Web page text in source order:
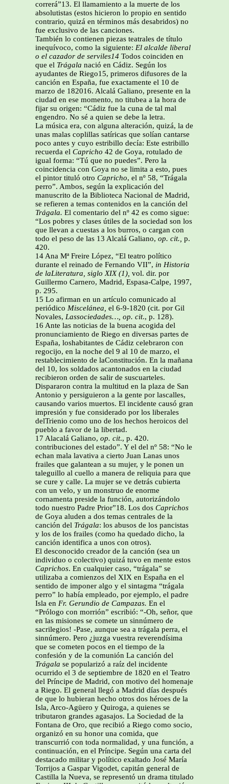
correrá”13. El llamamiento a la muerte de los
absolutistas (estos hicieron lo propio en sentido
contrario, quizá en términos más desabridos) no
fue exclusivo de las canciones.
También lo contienen piezas teatrales de título
inequívoco, como la siguiente: El alcalde liberal
o el cazador de serviles14 Todos coinciden en
que el Trágala nació en Cádiz. Según los
ayudantes de Riego15, primeros difusores de la
canción en España, fue exactamente el 10 de
marzo de 182016. Alcalá Galiano, presente en la
ciudad en ese momento, no titubea a la hora de
fijar su origen: “Cádiz fue la cuna de tal mal
engendro. No sé a quien se debe la letra.
La música era, con alguna alteración, quizá, la de
unas malas coplillas satíricas que solían cantarse
poco antes y cuyo estribillo decía: Este estribillo
recuerda el Capricho 42 de Goya, rotulado de
igual forma: “Tú que no puedes”. Pero la
coincidencia con Goya no se limita a esto, pues
el pintor tituló otro Capricho, el nº 58, “Trágala
perro”. Ambos, según la explicación del
manuscrito de la Biblioteca Nacional de Madrid,
se refieren a temas contenidos en la canción del
Trágala. El comentario del nº 42 es como sigue:
“Los pobres y clases útiles de la sociedad son los
que llevan a cuestas a los burros, o cargan con
todo el peso de las 13 Alcalá Galiano, op. cit., p.
420.
14 Ana Mª Freire López, “El teatro político
durante el reinado de Fernando VII”, in Historia
de laLiteratura, siglo XIX (1), vol. dir. por
Guillermo Carnero, Madrid, Espasa-Calpe, 1997,
p. 295.
15 Lo afirman en un artículo comunicado al
periódico Miscelánea, el 6-9-1820 (cit. por Gil
Novales, Lassociedades…, op. cit., p. 128).
16 Ante las noticias de la buena acogida del
pronunciamiento de Riego en diversas partes de
España, loshabitantes de Cádiz celebraron con
regocijo, en la noche del 9 al 10 de marzo, el
restablecimiento de laConstitución. En la mañana
del 10, los soldados acantonados en la ciudad
recibieron orden de salir de suscuarteles.
Dispararon contra la multitud en la plaza de San
Antonio y persiguieron a la gente por lascalles,
causando varios muertos. El incidente causó gran
impresión y fue considerado por los liberales
delTrienio como uno de los hechos heroicos del
pueblo a favor de la libertad.
17 Alacalá Galiano, op. cit., p. 420.
contribuciones del estado”. Y el del nº 58: “No le
echan mala lavativa a cierto Juan Lanas unos
frailes que galantean a su mujer, y le ponen un
taleguillo al cuello a manera de reliquia para que
se cure y calle. La mujer se ve detrás cubierta
con un velo, y un monstruo de enorme
cornamenta preside la función, autorizándolo
todo nuestro Padre Prior”18. Los dos Caprichos
de Goya aluden a dos temas centrales de la
canción del Trágala: los abusos de los pancistas
y los de los frailes (como ha quedado dicho, la
canción identifica a unos con otros).
El desconocido creador de la canción (sea un
individuo o colectivo) quizá tuvo en mente estos
Caprichos. En cualquier caso, “trágala” se
utilizaba a comienzos del XIX en España en el
sentido de imponer algo y el sintagma “trágala
perro” lo había empleado, por ejemplo, el padre
Isla en Fr. Gerundio de Campazas. En el
“Prólogo con morrión” escribió: “-Oh, señor, que
en las misiones se comete un sinnúmero de
sacrilegios! -Pase, aunque sea a trágala perra, el
sinnúmero. Pero ¿juzga vuestra reverendísima
que se cometen pocos en el tiempo de la
confesión y de la comunión La canción del
Trágala se popularizó a raíz del incidente
ocurrido el 3 de septiembre de 1820 en el Teatro
del Príncipe de Madrid, con motivo del homenaje
a Riego. El general llegó a Madrid días después
de que lo hubieran hecho otros dos héroes de la
Isla, Arco-Agüero y Quiroga, a quienes se
tributaron grandes agasajos. La Sociedad de la
Fontana de Oro, que recibió a Riego como socio,
organizó en su honor una comida, que
transcurrió con toda normalidad, y una función, a
continuación, en el Príncipe. Según una carta del
destacado militar y político exaltado José María
Torrijos a Gaspar Vigodet, capitán general de
Castilla la Nueva, se representó un drama titulado